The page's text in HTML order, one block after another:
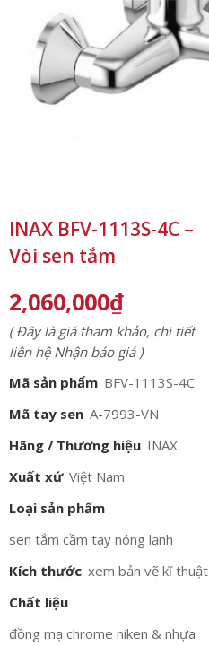
INAX BFV-1113S-4C –
Vòi sen tắm
2,060,000₫
( Đây là giá tham khảo, chi tiết
liên hệ Nhận báo giá )
Mã sản phẩm BFV-1113S-4C
Mã tay sen A-7993-VN
Hãng / Thương hiệu INAX
Xuất xứ Việt Nam
Loại sản phẩm
sen tắm cầm tay nóng lạnh
Kích thước xem bản vẽ kĩ thuật
Chất liệu
đồng mạ chrome niken & nhựa